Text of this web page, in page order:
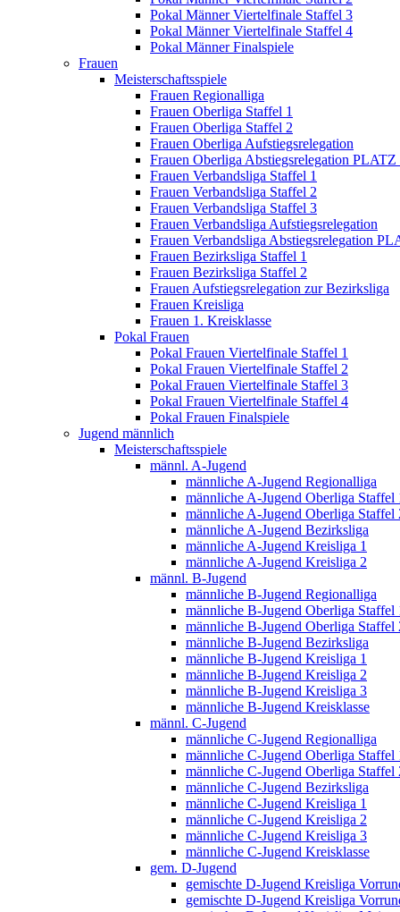
Pokal Männer Viertelfinale Staffel 3
Pokal Männer Viertelfinale Staffel 4
Pokal Männer Finalspiele
Frauen
Meisterschaftsspiele
Frauen Regionalliga
Frauen Oberliga Staffel 1
Frauen Oberliga Staffel 2
Frauen Oberliga Aufstiegsrelegation
Frauen Oberliga Abstiegsrelegation PLATZ
Frauen Verbandsliga Staffel 1
Frauen Verbandsliga Staffel 2
Frauen Verbandsliga Staffel 3
Frauen Verbandsliga Aufstiegsrelegation
Frauen Verbandsliga Abstiegsrelegation
Frauen Bezirksliga Staffel 1
Frauen Bezirksliga Staffel 2
Frauen Aufstiegsrelegation zur Bezirksliga
Frauen Kreisliga
Frauen 1. Kreisklasse
Pokal Frauen
Pokal Frauen Viertelfinale Staffel 1
Pokal Frauen Viertelfinale Staffel 2
Pokal Frauen Viertelfinale Staffel 3
Pokal Frauen Viertelfinale Staffel 4
Pokal Frauen Finalspiele
Jugend männlich
Meisterschaftsspiele
männl. A-Jugend
männliche A-Jugend Regionalliga
männliche A-Jugend Oberliga Staffel
männliche A-Jugend Oberliga Staffel
männliche A-Jugend Bezirksliga
männliche A-Jugend Kreisliga 1
männliche A-Jugend Kreisliga 2
männl. B-Jugend
männliche B-Jugend Regionalliga
männliche B-Jugend Oberliga Staffel
männliche B-Jugend Oberliga Staffel
männliche B-Jugend Bezirksliga
männliche B-Jugend Kreisliga 1
männliche B-Jugend Kreisliga 2
männliche B-Jugend Kreisliga 3
männliche B-Jugend Kreisklasse
männl. C-Jugend
männliche C-Jugend Regionalliga
männliche C-Jugend Oberliga Staffel
männliche C-Jugend Oberliga Staffel
männliche C-Jugend Bezirksliga
männliche C-Jugend Kreisliga 1
männliche C-Jugend Kreisliga 2
männliche C-Jugend Kreisliga 3
männliche C-Jugend Kreisklasse
gem. D-Jugend
gemischte D-Jugend Kreisliga
gemischte D-Jugend Kreisliga